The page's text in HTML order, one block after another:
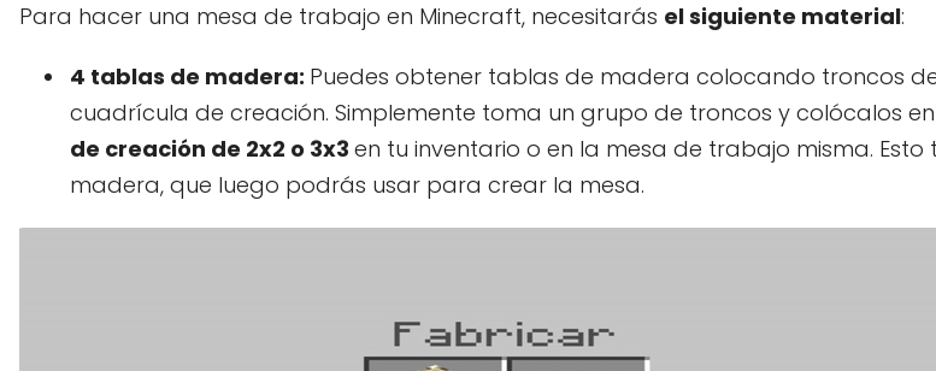
Para hacer una mesa de trabajo en Minecraft, necesitarás el siguiente material:
4 tablas de madera: Puedes obtener tablas de madera colocando troncos
cuadrícula de creación. Simplemente toma un grupo de troncos y colócalos
de creación de 2x2 o 3x3 en tu inventario o en la mesa de trabajo misma.
madera, que luego podrás usar para crear la mesa.